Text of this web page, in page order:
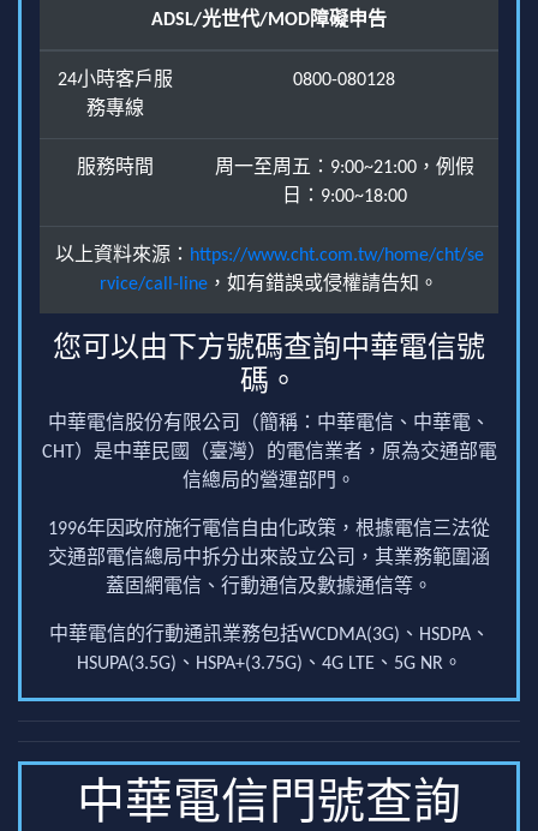
ADSL/光世代/MOD障礙申告
24小時客戶服
務專線
0800-080128
服務時間
周一至周五：9:00~21:00，例假
日：9:00~18:00
以上資料來源： https://www.cht.com.tw/home/cht/se
rvice/call-line ，如有錯誤或侵權請告知。
您可以由下方號碼查詢中華電信號
碼。
中華電信股份有限公司（簡稱：中華電信、中華電、
CHT）是中華民國（臺灣）的電信業者，原為交通部電
信總局的營運部門。
1996年因政府施行電信自由化政策，根據電信三法從
交通部電信總局中拆分出來設立公司，其業務範圍涵
蓋固網電信、行動通信及數據通信等。
中華電信的行動通訊業務包括WCDMA(3G)、HSDPA、
HSUPA(3.5G)、HSPA+(3.75G)、4G LTE、5G NR。
中華電信門號查詢